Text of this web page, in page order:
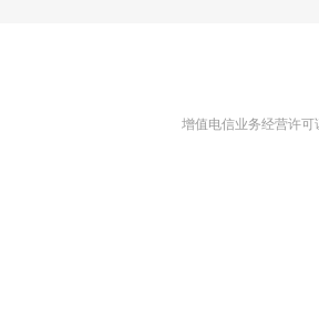
增值电信业务经营许可